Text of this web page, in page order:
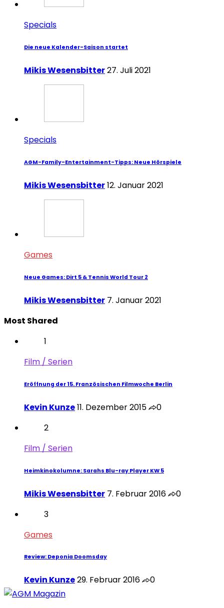
Specials
Die neue Kalender-Saison startet
Mikis Wesensbitter27. Juli 2021
Specials
AGM-Family-Entertainment-Tipps: Neue Hörspiele
Mikis Wesensbitter12. Januar 2021
Games
Neue Games: Dirt 5 & Tennis World Tour 2
Mikis Wesensbitter 7. Januar 2021
Most Shared
1
Film / Serien
Eröffnung der 15. Französischen Filmwoche Berlin
Kevin Kunze11. Dezember 2015
0
2
Film / Serien
Heimkinokolumne: Sarahs Blu-ray Player KW 5
Mikis Wesensbitter 7. Februar 2016
0
3
Games
Review: Deponia Doomsday
Kevin Kunze29. Februar 2016 0